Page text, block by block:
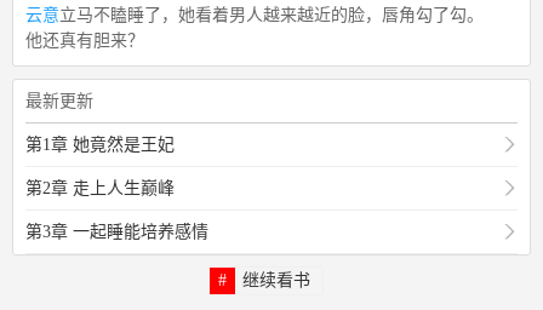
云意立马不瞌睡了，她看着男人越来越近的脸，唇角勾了勾。
他还真有胆来？
最新更新
第1章 她竟然是王妃
第2章 走上人生巅峰
第3章 一起睡能培养感情
继续看书